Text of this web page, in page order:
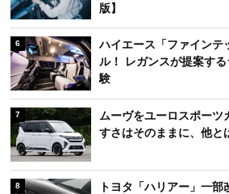
版】
6
ハイエース「ファインテ
ル！ レガンスが提案す
験
7
ムーヴをユーロスポーツ
すさはそのままに、他と
8 トヨタ「ハリアー」一